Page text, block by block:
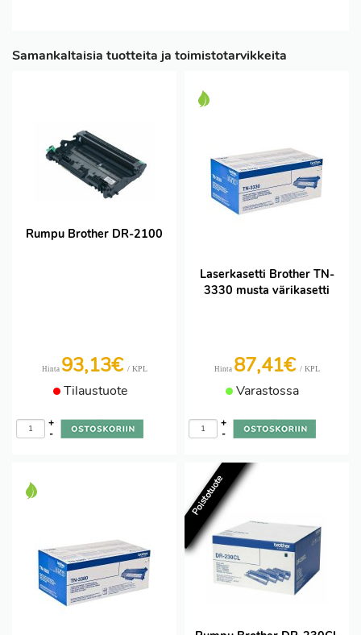
Samankaltaisia tuotteita ja toimistotarvikkeita
Rumpu Brother DR-2100
Hinta 93,13€ / KPL
Tilaustuote
-
+
Laserkasetti Brother TN-
3330 musta värikasetti
Hinta 87,41€ / KPL
Varastossa
-
+
Poistotuote